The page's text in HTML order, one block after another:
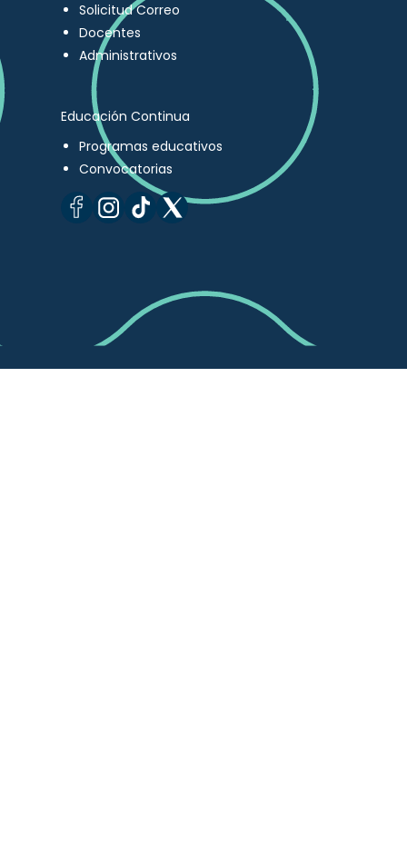
Solicitud Correo
Docentes
Administrativos
Educación Continua
Programas educativos
Convocatorias